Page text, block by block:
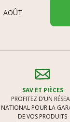
AOÛT
SAV ET PIÈCES
PROFITEZ D’UN
NATIONAL POUR LA
DE VOS PRODUITS